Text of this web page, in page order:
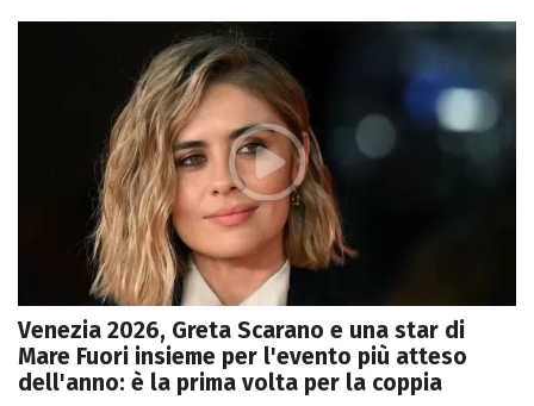
Venezia 2026, Greta Scarano e una star di
Mare Fuori insieme per l'evento più atteso
dell'anno: è la prima volta per la coppia